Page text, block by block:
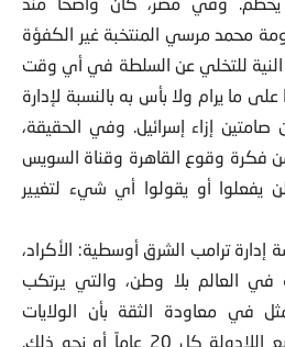
محمد مرسي المنتخبة غير الكفؤة
للتخلي عن السلطة في أي وقت
ما يرام ولا بأس به بالنسبة لإدارة
إزاء إسرائيل. وفي الحقيقة،
فكرة وقوع القاهرة وقناة السويس
أو يقولوا أي شيء لتغيير
ترامب الشرق أوسطية: الأكراد،
في العالم بلا وطن، والتي يرتكب
في معاودة الثقة بأن الولايات
المتحدة ستخلصهم من وضع اللادولة كل 20 عاماً أو نحو ذلك.